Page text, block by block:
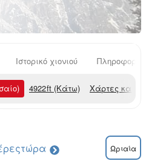
Ιστορικό χιονιού
4922ft (Κάτω) Χάρτες
τώρα Ωριαία